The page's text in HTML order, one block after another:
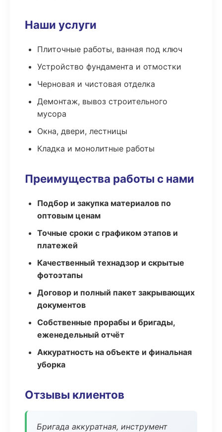
Наши услуги
Плиточные работы, ванная под ключ
Устройство фундамента и отмостки
Черновая и чистовая отделка
Демонтаж, вывоз строительного
мусора
Окна, двери, лестницы
Кладка и монолитные работы
Преимущества работы с нами
Подбор и закупка материалов по
оптовым ценам
Точные сроки с графиком этапов и
платежей
Качественный технадзор и скрытые
фотоэтапы
Договор и полный пакет закрывающих
документов
Собственные прорабы и бригады,
еженедельный отчёт
Аккуратность на объекте и финальная
уборка
Отзывы клиентов
Бригада аккуратная, инструмент